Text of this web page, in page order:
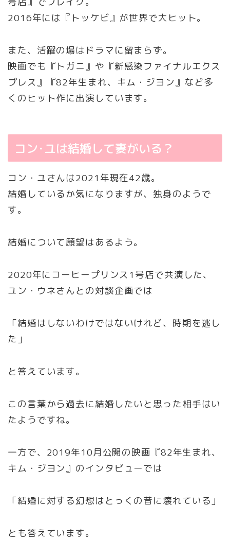
2016年には『トッケビ』が世界で大ヒット。
また、活躍の場はドラマに留まらず。
映画でも『トガニ』や『新感染ファイナルエクス
プレス』『82年生まれ、キム・ジヨン』など多
くのヒット作に出演しています。
コン･ユは結婚して妻がいる？
コン・ユさんは2021年現在42歳。
結婚しているか気になりますが、独身のようで
す。
結婚について願望はあるよう。
2020年にコーヒープリンス1号店で共演した、
ユン・ウネさんとの対談企画では
「結婚はしないわけではないけれど、時期を逃し
た」
と答えています。
この言葉から過去に結婚したいと思った相手はい
たようですね。
一方で、2019年10月公開の映画『82年生まれ、
キム・ジヨン』のインタビューでは
「結婚に対する幻想はとっくの昔に壊れている」
とも答えています。